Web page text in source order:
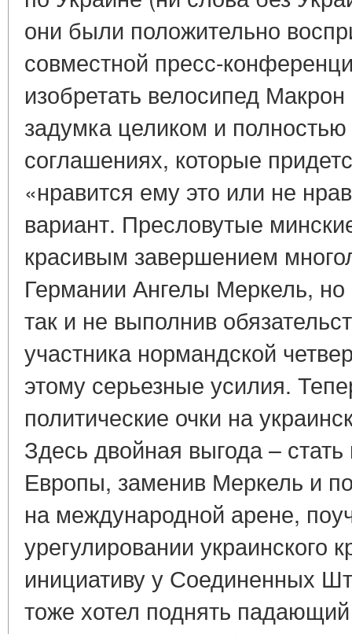
они были положительно
совместной пресс-
изобретать велосипед
задумка целиком и
соглашениях, которые
«нравится ему это или не
вариант. Пресловутые
красивым завершением
Германии Ангелы Меркель,
так и не выполнив
участника нормандской
этому серьезные усилия.
политические очки на
Здесь двойная выгода –
Европы, заменив Меркель и
на международной арене,
урегулировании украинского
инициативу у Соединенных
тоже хотел поднять